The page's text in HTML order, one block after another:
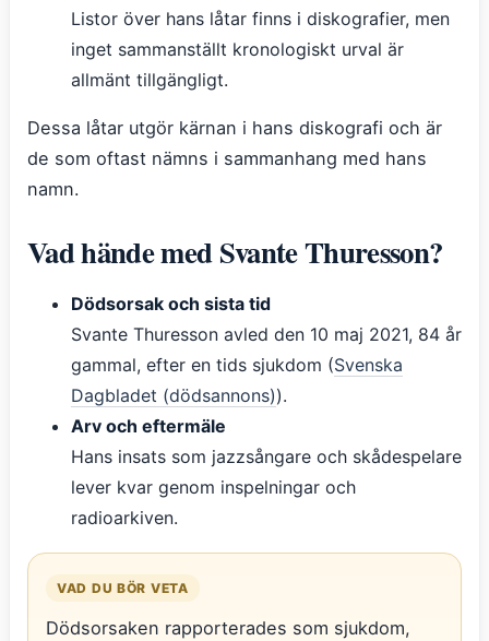
Listor över hans låtar finns i diskografier, men
inget sammanställt kronologiskt urval är
allmänt tillgängligt.
Dessa låtar utgör kärnan i hans diskografi och är
de som oftast nämns i sammanhang med hans
namn.
Vad hände med Svante Thuresson?
Dödsorsak och sista tid
Svante Thuresson avled den 10 maj 2021, 84 år
gammal, efter en tids sjukdom (Svenska
Dagbladet (dödsannons)).
Arv och eftermäle
Hans insats som jazzsångare och skådespelare
lever kvar genom inspelningar och
radioarkiven.
VAD DU BÖR VETA
Dödsorsaken rapporterades som sjukdom,